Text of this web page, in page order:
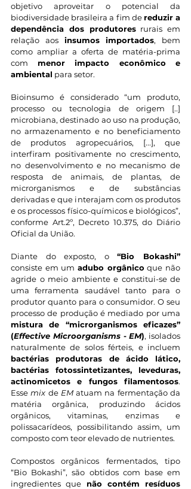
objetivo aproveitar o potencial da
biodiversidade brasileira a fim de reduzir a
dependência dos produtores rurais em
relação aos insumos importados, bem
como ampliar a oferta de matéria-prima
com menor impacto econômico e
ambiental para setor.
Bioinsumo é considerado “um produto,
processo ou tecnologia de origem [..]
microbiana, destinado ao uso na produção,
no armazenamento e no beneficiamento
de produtos agropecuários, [...], que
interfiram positivamente no crescimento,
no desenvolvimento e no mecanismo de
resposta de animais, de plantas, de
microrganismos e de substâncias
derivadas e que interajam com os produtos
e os processos físico-químicos e biológicos”,
conforme Art.2º, Decreto 10.375, do Diário
Oficial da União.
Diante do exposto, o “Bio Bokashi”
consiste em um adubo orgânico que não
agride o meio ambiente e constitui-se de
uma ferramenta saudável tanto para o
produtor quanto para o consumidor. O seu
processo de produção é mediado por uma
mistura de “microrganismos eficazes”
(Effective Microorganisms - EM), isolados
bactérias produtoras de ácido lático,
bactérias fotossintetizantes, leveduras,
actinomicetos e fungos filamentosos.
Esse mix de EM atuam na fermentação da
matéria orgânica, produzindo ácidos
orgânicos, vitaminas, enzimas e
polissacarídeos, possibilitando assim, um
composto com teor elevado de nutrientes.
Compostos orgânicos fermentados, tipo
“Bio Bokashi”, são obtidos com base em
ingredientes que não contém resíduos